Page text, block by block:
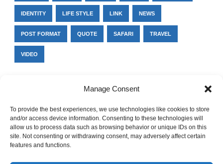
Manage Consent
To provide the best experiences, we use technologies like cookies to store
and/or access device information. Consenting to these technologies will
allow us to process data such as browsing behavior or unique IDs on this
site. Not consenting or withdrawing consent, may adversely affect certain
features and functions.
IDENTITY LIFE STYLE LINK NEWS
POST FORMAT QUOTE SAFARI TRAVEL
VIDEO
Invalid or expired token.